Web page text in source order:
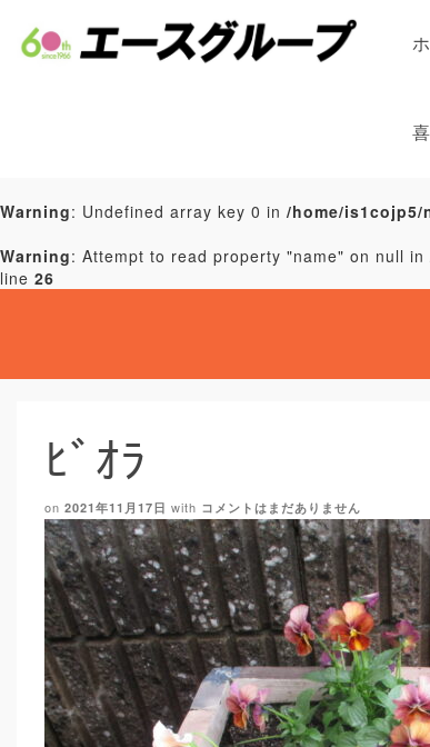
Warning: Undefined array key 0 in /home/
Warning: Attempt to read property "name" on null in
line 26
ﾋﾞｵﾗ
on 2021年11月17日 with コメントはまだありません